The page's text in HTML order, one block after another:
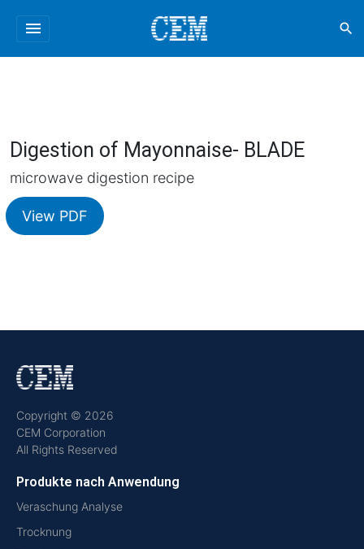
menu search
Digestion of Mayonnaise- BLADE
microwave digestion recipe
View PDF
Copyright © 2026
CEM Corporation
All Rights Reserved
Produkte nach Anwendung
Veraschung Analyse
Trocknung